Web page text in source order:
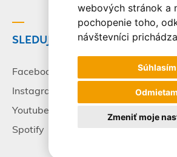
webových stránok a
pochopenie toho,
návštevníci
Súhlasím
Odmietam
Zmeniť moje
SLEDUJTE NÁS
Facebook
Instagram
Youtube
Spotify